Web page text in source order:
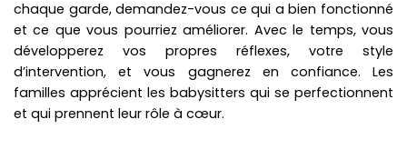
chaque garde, demandez-vous ce qui a bien fonctionné
et ce que vous pourriez améliorer. Avec le temps, vous
développerez vos propres réflexes, votre style
d’intervention, et vous gagnerez en confiance. Les
familles apprécient les babysitters qui se perfectionnent
et qui prennent leur rôle à cœur.